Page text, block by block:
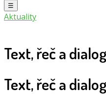
☰
Aktuality
Text, řeč a
Text, řeč a